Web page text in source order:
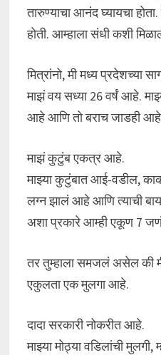
तारुण्याचा आनंद घ्यायचा
होती. आम्हाला संधी कशी
मित्रांनो, मी मध्य प्रदेशच्या
माझं वय सध्या 26 वर्षं आहे.
आहे आणि तो बराच जाडही
माझं कुटुंब एकत्र आहे.
माझ्या कुटुंबात आई-वडील,
लग्न झालं आहे आणि त्याची
अशा प्रकारे आम्ही एकूण 7
तर तुम्हाला समजलं असेल की
एकुलता एक मुलगा आहे.
दादा सरकारी नोकरीत आहे.
माझ्या मोठ्या वडिलांची